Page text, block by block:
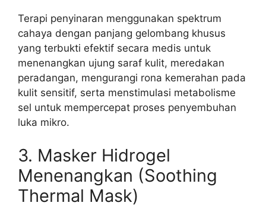
Terapi penyinaran menggunakan spektrum
cahaya dengan panjang gelombang khusus
yang terbukti efektif secara medis untuk
menenangkan ujung saraf kulit, meredakan
peradangan, mengurangi rona kemerahan pada
kulit sensitif, serta menstimulasi metabolisme
sel untuk mempercepat proses penyembuhan
luka mikro.
3. Masker Hidrogel
Menenangkan (Soothing
Thermal Mask)